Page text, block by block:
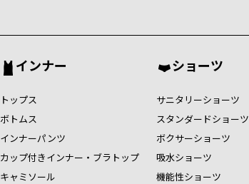
インナー
トップス
ボトムス
インナーパンツ
カップ付きインナー・ブラトップ
キャミソール
ショーツ
サニタリーショーツ
スタンダードショーツ
ボクサーショーツ
吸水ショーツ
機能性ショーツ